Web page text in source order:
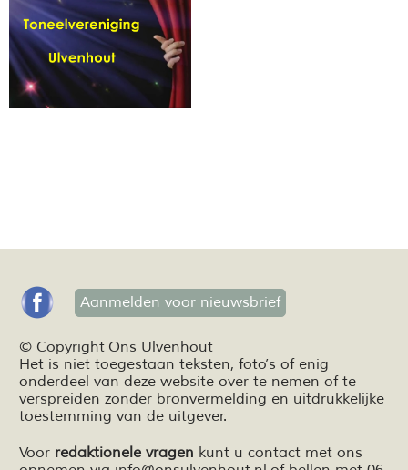
Aanmelden voor nieuwsbrief
© Copyright Ons Ulvenhout
Het is niet toegestaan teksten, foto’s of enig
onderdeel van deze website over te nemen of te
verspreiden zonder bronvermelding en uitdrukkelijke
toestemming van de uitgever.
Voor redaktionele vragen kunt u contact met ons